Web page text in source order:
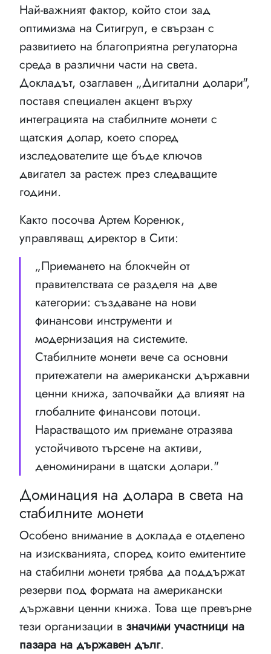
Най-важният фактор, който стои зад
оптимизма на Ситигруп, е свързан с
развитието на благоприятна регулаторна
среда в различни части на света.
Докладът, озаглавен „Дигитални долари",
поставя специален акцент върху
интеграцията на стабилните монети с
щатския долар, което според
изследователите ще бъде ключов
двигател за растеж през следващите
години.
Както посочва Артем Коренюк,
управляващ директор в Сити:
„Приемането на блокчейн от
правителствата се разделя на две
категории: създаване на нови
финансови инструменти и
модернизация на системите.
Стабилните монети вече са основни
притежатели на американски държавни
ценни книжа, започвайки да влияят на
глобалните финансови потоци.
Нарастващото им приемане отразява
устойчивото търсене на активи,
деноминирани в щатски долари."
Доминация на долара в света на
стабилните монети
Особено внимание в доклада е отделено
на изискванията, според които емитентите
на стабилни монети трябва да поддържат
резерви под формата на американски
държавни ценни книжа. Това ще превърне
тези организации в значими участници на
пазара на държавен дълг.